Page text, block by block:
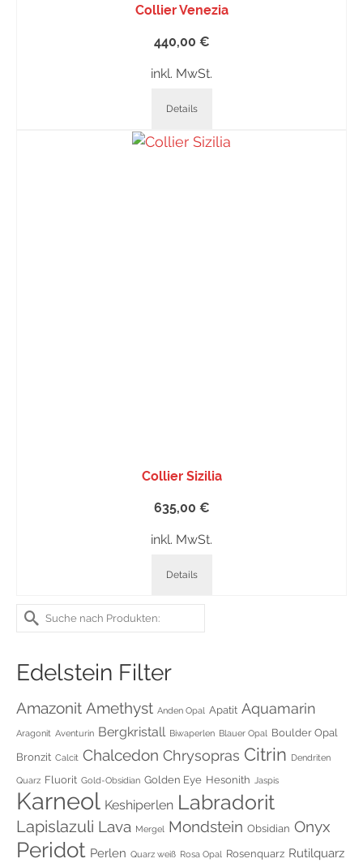
Collier Venezia
440,00 €
inkl. MwSt.
Details
Collier Sizilia
635,00 €
inkl. MwSt.
Details
Suche
nach:
Edelstein Filter
Amazonit Amethyst Anden Opal Apatit Aquamarin
Aragonit Aventurin Bergkristall Biwaperlen Blauer Opal Boulder Opal
Bronzit Calcit Chalcedon Chrysopras Citrin Dendriten
Quarz Fluorit Gold-Obsidian Golden Eye Hesonith Jaspis
Karneol Keshiperlen Labradorit
Lapislazuli Lava Mergel Mondstein Obsidian Onyx
Peridot Perlen Quarz weiß Rosa Opal Rosenquarz Rutilquarz